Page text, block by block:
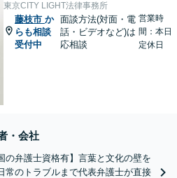
東京CITY LIGHT法律事務所
藤枝市 か
らも相談
受付中
面談方法(対面・電
話・ビデオなど)は
応相談
営業時
間：本日
定休日
・会社
の弁護士資格有】言葉と文化の壁を
常のトラブルまで代表弁護士が直接